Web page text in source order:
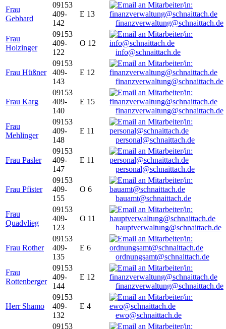
Frau
Gebhard
09153
409-
142
E 13
finanzverwaltung@schnaittach.de
Frau
Holzinger
09153
409-
122
O 12
info@schnaittach.de
Frau Hüßner
09153
409-
143
E 12
finanzverwaltung@schnaittach.de
Frau Karg
09153
409-
140
E 15
finanzverwaltung@schnaittach.de
Frau
Mehlinger
09153
409-
148
E 11
personal@schnaittach.de
Frau Pasler
09153
409-
147
E 11
personal@schnaittach.de
Frau Pfister
09153
409-
155
O 6
bauamt@schnaittach.de
Frau
Quadvlieg
09153
409-
123
O 11
hauptverwaltung@schnaittach.de
Frau Rother
09153
409-
135
E 6
ordnungsamt@schnaittach.de
Frau
Rottenberger
09153
409-
144
E 12
finanzverwaltung@schnaittach.de
Herr Shamo
09153
409-
132
E 4
ewo@schnaittach.de
09153